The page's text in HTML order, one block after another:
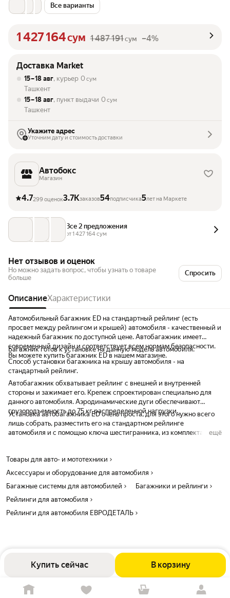
Купить сейчас В корзину
Все варианты
1 427 164сум 1 487 191сум –4%
Доставка Market
15 – 18 авг, курьер 0 сум
Ташкент
15 – 18 авг, пункт выдачи 0 сум
Ташкент
Укажите адрес
Уточним дату и стоимость доставки
Автобокс
Магазин
4.7299 оценок3.7Kзаказов54подписчика5лет на Маркете
Все 2 предложения
от 1 427 164 сум
Нет отзывов и оценок
Но можно задать вопрос, чтобы узнать о товаре
больше
Спросить
ОписаниеХарактеристики
Автомобильный багажник ED на стандартный рейлинг (есть
просвет между рейлингом и крышей) автомобиля - качественный и
надежный багажник по доступной цене. Автобагажник имеет
современный дизайн и соответствует всем нормам безопасности.
Вы можете купить багажник ED в нашем магазине.
Багажник готов к установке на данную модель автомобиля.
Способ установки багажника на крышу автомобиля - на
стандартный рейлинг.
Автобагажник обхватывает рейлинг с внешней и внутренней
стороны и зажимает его. Крепеж спроектирован специально для
данного автомобиля. Аэродинамические дуги обеспечивают
грузоподъемность до 75 кг распределенной нагрузки.
Установка автобагажника ED очень проста, для этого нужно всего
лишь собрать, разместить его на стандартном рейлинге
автомобиля и с помощью ключа шестигранника, из комплекта,
ещё
Товары для авто- и мототехники
Аксессуары и оборудование для автомобиля
Багажные системы для автомобилей
Багажники и рейлинги
Рейлинги для автомобиля
Рейлинги для автомобиля ЕВРОДЕТАЛЬ